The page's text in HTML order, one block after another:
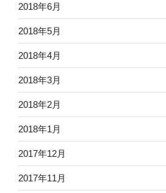
2018年6月
2018年5月
2018年4月
2018年3月
2018年2月
2018年1月
2017年12月
2017年11月